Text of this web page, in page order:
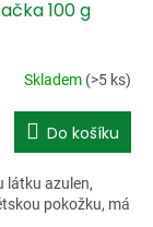
100 g
Skladem (>5 ks)
Do košíku
látku azulen,
pokožku, má